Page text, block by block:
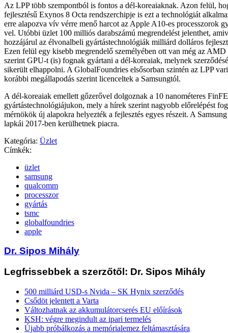
Az LPP több szempontból is fontos a dél-koreaiaknak. Azon felül,
fejlesztésű Exynos 8 Octa rendszerchipje is ezt a technológiát
erre alapozva vív vérre menő harcot az Apple A10-es processzorok
vel. Utóbbi üzlet 100 milliós darabszámú megrendelést jelenthet,
hozzájárul az élvonalbeli gyártástechnológiák milliárd dolláros
Ezen felül egy kisebb megrendelő személyében ott van még az
szerint GPU-t (is) fognak gyártani a dél-koreaiak, melynek
sikerült elhappolni. A GlobalFoundries elsősorban szintén az LPP
korábbi megállapodás szerint licenceltek a Samsungtól.
A dél-koreaiak emellett gőzerővel dolgoznak a 10 nanométeres
gyártástechnológiájukon, mely a hírek szerint nagyobb előrelépést
mérnökök új alapokra helyezték a fejlesztés egyes részeit. A
lapkái 2017-ben kerülhetnek piacra.
Kategória: Üzlet
Címkék:
üzlet
samsung
qualcomm
processzor
gyártás
tsmc
globalfoundries
apple
Dr. Sipos Mihály
Legfrissebbek a szerzőtől: Dr. Sipos Mihály
500 milliárd USD-s Nvida – SK Hynix szerződés
Csődöt jelentett a Varta
Változhatnak az akkumulátorcserés EU előírások
KSH: végre megindult az ipari termelés
Újabb próbálkozás a memórialemez feltámasztására